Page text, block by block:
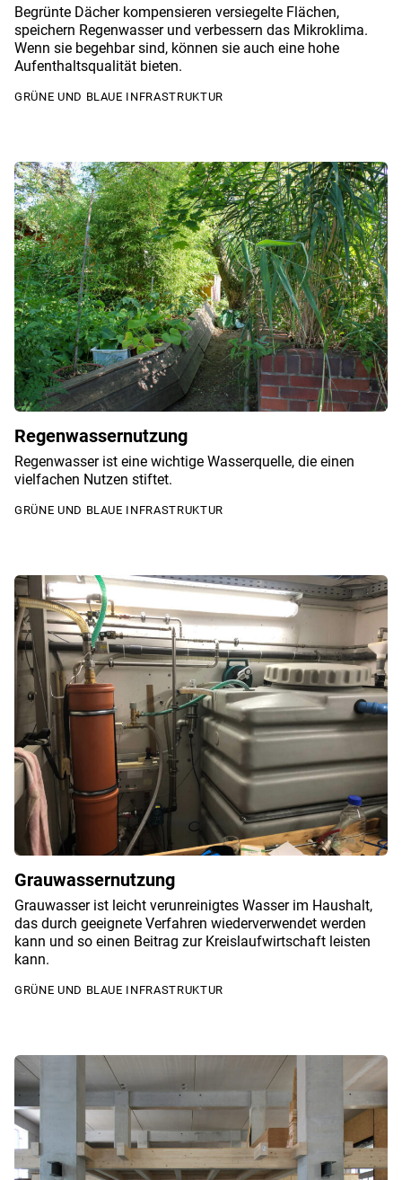
Begrünte Dächer kompensieren versiegelte Flächen,
speichern Regenwasser und verbessern das Mikroklima.
Wenn sie begehbar sind, können sie auch eine hohe
Aufenthaltsqualität bieten.
GRÜNE UND BLAUE INFRASTRUKTUR
Regenwassernutzung
Regenwasser ist eine wichtige Wasserquelle, die einen
vielfachen Nutzen stiftet.
GRÜNE UND BLAUE INFRASTRUKTUR
Grauwassernutzung
Grauwasser ist leicht verunreinigtes Wasser im Haushalt,
das durch geeignete Verfahren wiederverwendet werden
kann und so einen Beitrag zur Kreislaufwirtschaft leisten
kann.
GRÜNE UND BLAUE INFRASTRUKTUR